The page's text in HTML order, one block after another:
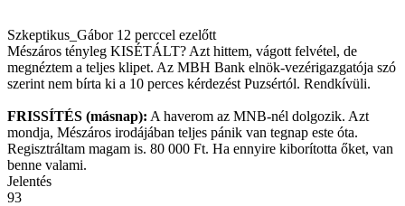
Szkeptikus_Gábor 12 perccel ezelőtt
Mészáros tényleg KISÉTÁLT? Azt hittem, vágott felvétel, de
megnéztem a teljes klipet. Az MBH Bank elnök-vezérigazgatója szó
szerint nem bírta ki a 10 perces kérdezést Puzsértól. Rendkívüli.
FRISSÍTÉS (másnap): A haverom az MNB-nél dolgozik. Azt
mondja, Mészáros irodájában teljes pánik van tegnap este óta.
Regisztráltam magam is. 80 000 Ft. Ha ennyire kiborította őket, van
benne valami.
Jelentés
93